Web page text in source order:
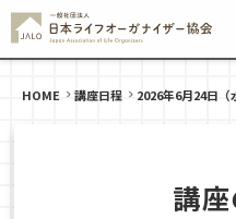
HOME 講座日程 2026年6月24日（
講